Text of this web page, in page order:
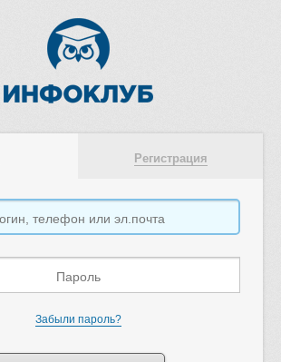
Регистрация
Забыли пароль?